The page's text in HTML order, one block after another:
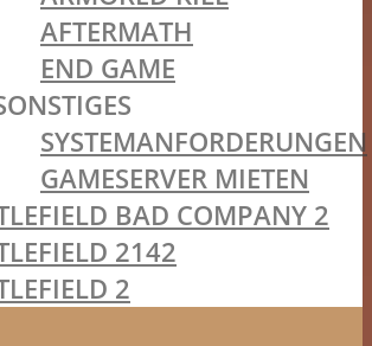
AFTERMATH
END GAME
SYSTEMANFORDERUNGEN
GAMESERVER MIETEN
BAD COMPANY 2
2142
2